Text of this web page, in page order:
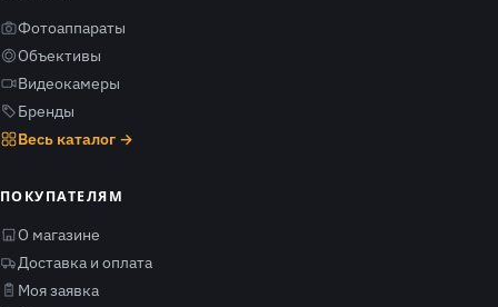
Фотоаппараты
Объективы
Видеокамеры
Бренды
Весь каталог →
ПОКУПАТЕЛЯМ
О магазине
Доставка и оплата
Моя заявка